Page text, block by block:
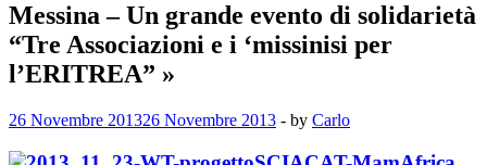
Messina – Un grande evento di solidarietà
“Tre Associazioni e i ‘missinisi per
l’ERITREA” »
26 Novembre 201326 Novembre 2013 - by Carlo